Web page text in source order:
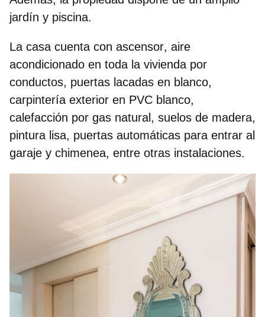
jardín y piscina.
La casa cuenta con ascensor, aire
acondicionado en toda la vivienda por
conductos, puertas lacadas en blanco,
carpintería exterior en PVC blanco,
calefacción por gas natural, suelos de madera,
pintura lisa, puertas automáticas para entrar al
garaje y chimenea, entre otras instalaciones.